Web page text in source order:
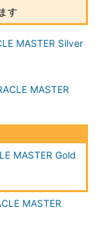
マンス・
11g: パ
凝縮版)
と運用 /
と運用
R2: クラ
ーニング
プログラ
す
MASTER Silver
MASTER
MASTER Gold
MASTER